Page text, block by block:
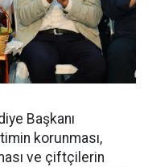
Başkanı
korunması,
ve çiftçilerin